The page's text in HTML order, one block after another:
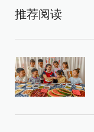
推荐阅读